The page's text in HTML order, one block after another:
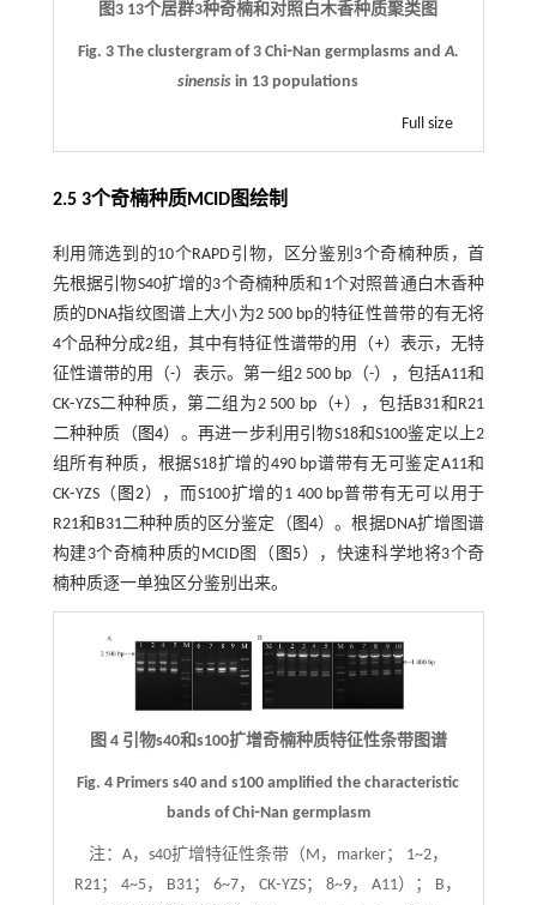
图3 13个居群3种奇楠和对照白木香种质聚类图
Fig. 3 The clustergram of 3 Chi⁃Nan germplasms andA.
sinensis in 13 populations
Full size
2.5 3个奇楠种质MCID图绘制
利用筛选到的10个RAPD引物，区分鉴别3个奇楠种质，首
先根据引物S40扩增的3个奇楠种质和1个对照普通白木香种
质的DNA指纹图谱上大小为2 500 bp的特征性普带的有无将
4个品种分成2组，其中有特征性谱带的用（+）表示，无特
征性谱带的用（-）表示。第一组2 500 bp（-），包括A11和
CK⁃YZS二种种质，第二组为2 500 bp（+），包括B31和R21
二种种质（ 图4）。再进一步利用引物S18和S100鉴定以上2
组所有种质，根据S18扩增的490 bp谱带有无可鉴定A11和
CK⁃YZS（ 图2），而S100扩增的1 400 bp普带有无可以用于
R21和B31二种种质的区分鉴定（ 图4）。根据DNA扩增图谱
构建3个奇楠种质的MCID图（ 图5 ），快速科学地将3个奇
楠种质逐一单独区分鉴别出来。
图 4 引物s40和s100扩增奇楠种质特征性条带图谱
Fig. 4 Primers s40 and s100 amplified the characteristic
bands of Chi⁃Nan germplasm
注： A，s40扩增特征性条带（M，marker； 1~2，
R21； 4~5， B31； 6~7， CK⁃YZS； 8~9， A11）； B，